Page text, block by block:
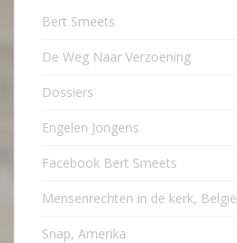
Bert Smeets
De Weg Naar Verzoening
Dossiers
Engelen Jongens
Facebook Bert Smeets
Mensenrechten in de kerk, België
Snap, Amerika